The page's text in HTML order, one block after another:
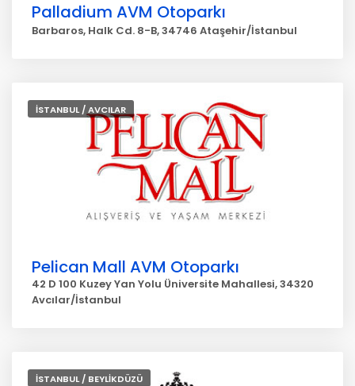
Palladium AVM Otoparkı
Barbaros, Halk Cd. 8-B, 34746 Ataşehir/İstanbul
İSTANBUL / AVCILAR
Pelican Mall AVM Otoparkı
42 D 100 Kuzey Yan Yolu Üniversite Mahallesi, 34320
Avcılar/İstanbul
İSTANBUL / BEYLİKDÜZÜ